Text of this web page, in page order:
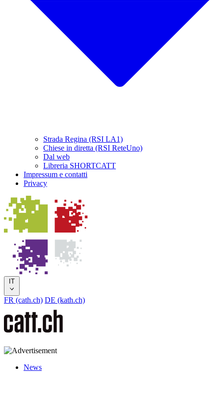
Strada Regina (RSI LA1)
Chiese in diretta (RSI ReteUno)
Dal web
Libreria SHORTCATT
Impressum e contatti
Privacy
IT
FR (cath.ch) DE (kath.ch)
News